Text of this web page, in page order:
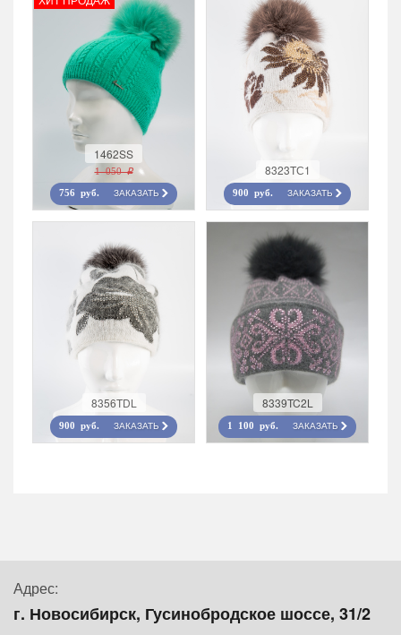
1462SS
1 050 r
756 руб. ЗАКАЗАТЬ
8323TС1
900 руб. ЗАКАЗАТЬ
8356TDL
900 руб. ЗАКАЗАТЬ
8339TC2L
1 100 руб. ЗАКАЗАТЬ
Адрес:
г. Новосибирск, Гусинобродское шоссе, 31/2